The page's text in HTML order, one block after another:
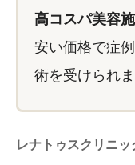
高コスパ美容施
安い価格で症
術を受けられま
レナトゥスクリニ